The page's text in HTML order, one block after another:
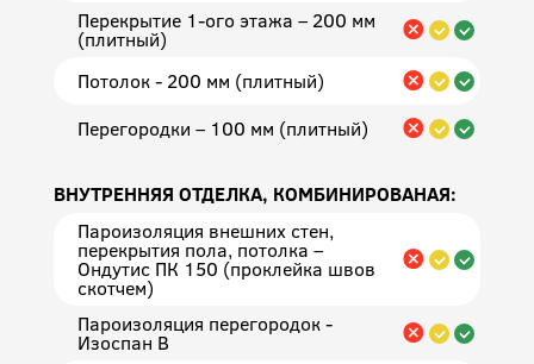
Перекрытие 1-ого этажа – 200 мм
(плитный)
Потолок - 200 мм (плитный)
Перегородки – 100 мм (плитный)
ВНУТРЕННЯЯ ОТДЕЛКА, КОМБИНИРОВАНАЯ:
Пароизоляция внешних стен,
перекрытия пола, потолка –
Ондутис ПК 150 (проклейка швов
скотчем)
Пароизоляция перегородок -
Изоспан В